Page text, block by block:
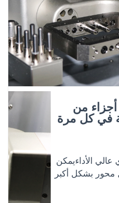
من
في كل مرة
الأداء
بشكل أكبر